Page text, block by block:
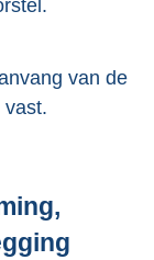
van de
vast.